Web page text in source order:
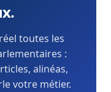
toutes les
:
alinéas,
votre métier.